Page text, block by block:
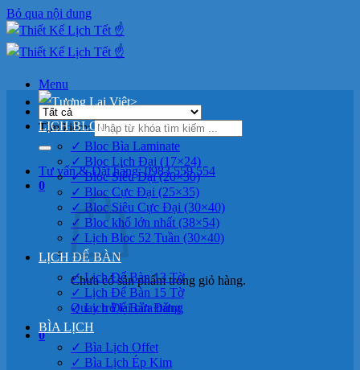
Bỏ qua nội dung
Menu
Tìm kiếm:
Tư vấn & Đặt hàng: 0983 559 554
0
Chưa có sản phẩm trong giỏ hàng.
Quay trở lại cửa hàng
0
>
LỊCH BLOC
✓ Bloc Bìa Laminate
✓ Bloc Lịch Đại (17×24)
✓ Bloc Siêu Đại (20×30)
✓ Bloc Cực Đại (25×35)
✓ Bloc Siêu Cực Đại (30×40)
✓ Bloc khổ lớn nhất (38×54)
✓ Lịch Bloc 52 Tuần (30×40)
LỊCH ĐỂ BÀN
✓ Lịch Để Bàn 13 Tờ
✓ Lịch Để Bàn 15 Tờ
✓ Lịch Để Bàn Đứng
BÌA LỊCH
✓ Bìa Lịch Offet
✓ Bìa Lịch Ép Kim